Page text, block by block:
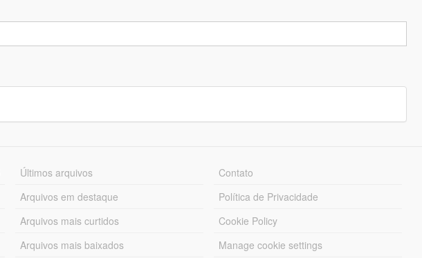
Últimos arquivos
Arquivos em destaque
Arquivos mais curtidos
Arquivos mais baixados
Contato
Política de Privacidade
Cookie Policy
Manage cookie settings